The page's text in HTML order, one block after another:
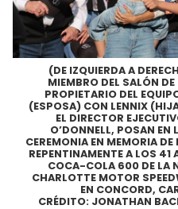
(DE IZQUIERDA A
MIEMBRO DEL SALÓN
PROPIETARIO DEL
(ESPOSA) CON LENNIX
EL DIRECTOR
O’DONNELL, POSAN EN
CEREMONIA EN MEMORIA
REPENTINAMENTE A LOS 41
COCA-COLA 600 DE LA
CHARLOTTE MOTOR
EN CONCORD,
CRÉDITO: JONATHAN